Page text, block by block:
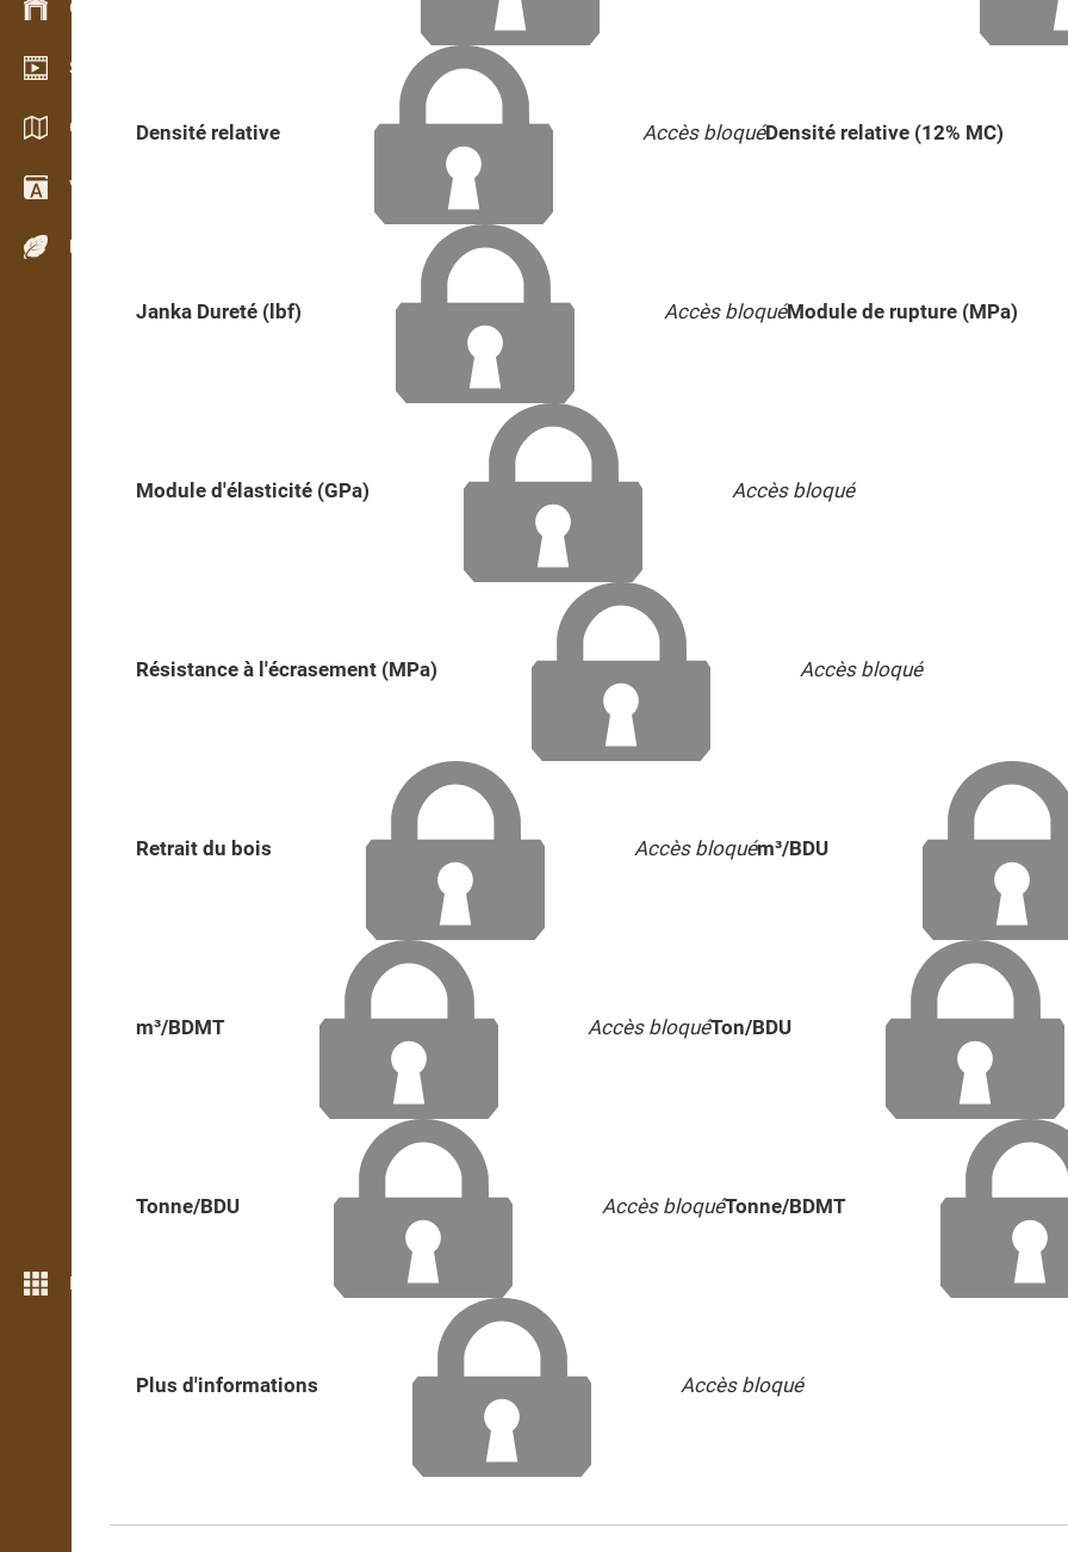
Gestion du stock
Schowroom vidéo
Catalogues / Brochures
Vocabulaire
Espèces de bois
Plus de fonctions
Densité relative Accès bloquéDensité relative (12% MC)
Janka Dureté (lbf) Accès bloquéModule de rupture (MPa)
Module d'élasticité (GPa) Accès bloqué
Résistance à l'écrasement (MPa) Accès bloqué
Retrait du bois Accès bloquém³/BDU
m³/BDMT Accès bloquéTon/BDU
Tonne/BDU Accès bloquéTonne/BDMT
Plus d'informations Accès bloqué